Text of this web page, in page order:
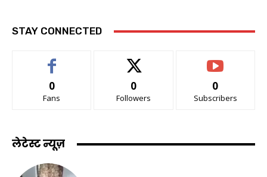
STAY CONNECTED
0
Fans
0
Followers
0
Subscribers
लेटेस्ट न्यूज़